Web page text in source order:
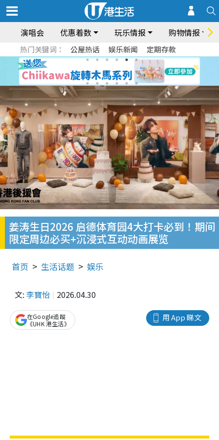
演唱会 优惠着数 玩乐情报 购物情报
热门关键词： 公屋热话 娱乐新闻 定期存款
姜涛生日2026 启德体育园4大打卡必到！期间
限定周边必买+沉浸式互动动画展览
首页 生活话题 娱乐
文: 李寶怡 2026.04.30
用 App 睇文
在Google追蹤
《UHK 港生活》